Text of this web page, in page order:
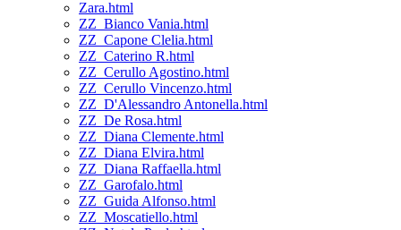
Zara.html
ZZ_Bianco Vania.html
ZZ_Capone Clelia.html
ZZ_Caterino R.html
ZZ_Cerullo Agostino.html
ZZ_Cerullo Vincenzo.html
ZZ_D'Alessandro Antonella.html
ZZ_De Rosa.html
ZZ_Diana Clemente.html
ZZ_Diana Elvira.html
ZZ_Diana Raffaella.html
ZZ_Garofalo.html
ZZ_Guida Alfonso.html
ZZ_Moscatiello.html